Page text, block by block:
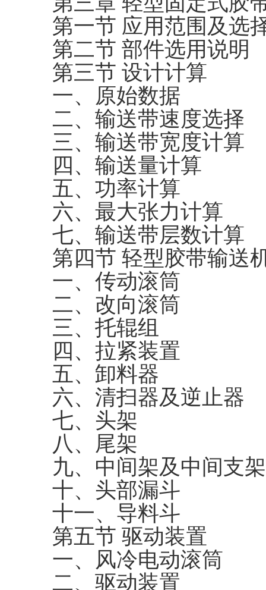
第一节 应用范围及选
第二节 部件选用说明
第三节 设计计算
一、原始数据
二、输送带速度选择
三、输送带宽度计算
四、输送量计算
五、功率计算
六、最大张力计算
七、输送带层数计算
第四节 轻型胶带输送
一、传动滚筒
二、改向滚筒
三、托辊组
四、拉紧装置
五、卸料器
六、清扫器及逆止器
七、头架
八、尾架
九、中间架及中间支架
十、头部漏斗
十一、导料斗
第五节 驱动装置
一、风冷电动滚筒
二、驱动装置